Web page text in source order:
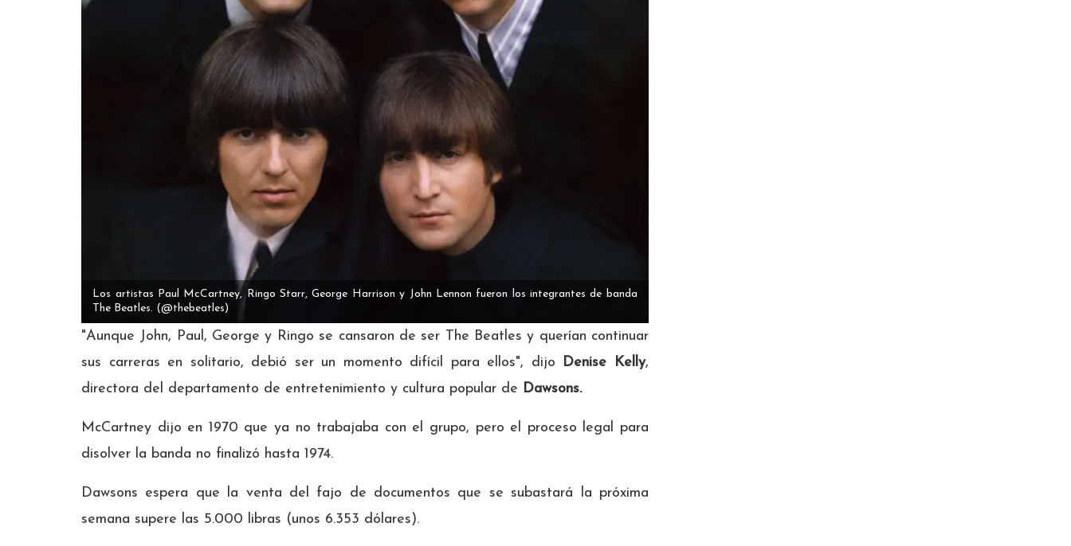
Los artistas Paul McCartney, Ringo Starr, George Harrison y John Lennon fueron los integrantes de banda
The Beatles. (@thebeatles)
"Aunque John, Paul, George y Ringo se cansaron de ser The Beatles y querían continuar
sus carreras en solitario, debió ser un momento difícil para ellos", dijo Denise Kelly,
directora del departamento de entretenimiento y cultura popular de Dawsons.
McCartney dijo en 1970 que ya no trabajaba con el grupo, pero el proceso legal para
disolver la banda no finalizó hasta 1974.
Dawsons espera que la venta del fajo de documentos que se subastará la próxima
semana supere las 5.000 libras (unos 6.353 dólares).